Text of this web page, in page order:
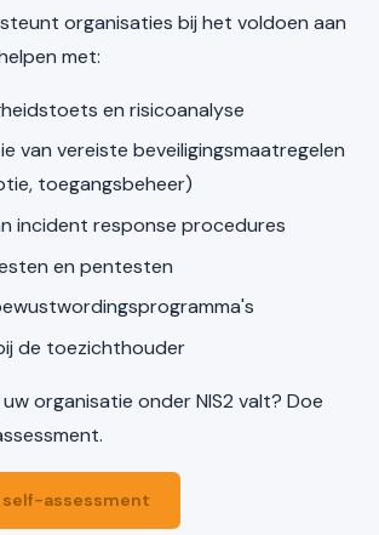
organisaties bij het voldoen aan
met:
en risicoanalyse
van vereiste beveiligingsmaatregelen
toegangsbeheer)
incident response procedures
en pentesten
de toezichthouder
organisatie onder NIS2 valt? Doe
self-assessment